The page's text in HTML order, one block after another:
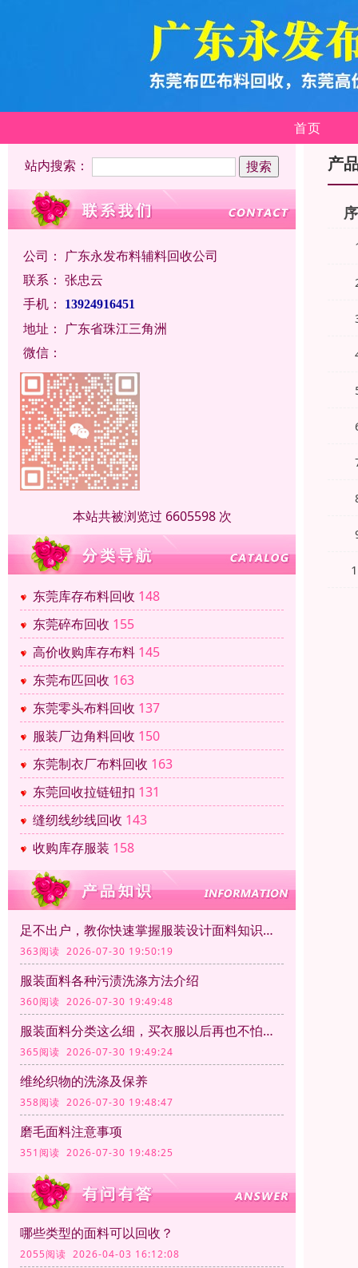
首页
站内搜索：
公司： 广东永发布料辅料回收公司
联系： 张忠云
手机：
13924916451
地址： 广东省珠江三角洲
微信：
本站共被浏览过 6605598 次
东莞库存布料回收 148
东莞碎布回收 155
高价收购库存布料 145
东莞布匹回收 163
东莞零头布料回收 137
服装厂边角料回收 150
东莞制衣厂布料回收 163
东莞回收拉链钮扣 131
缝纫线纱线回收 143
收购库存服装 158
足不出户，教你快速掌握服装设计面料知识大全
363阅读 2026-07-30 19:50:19
服装面料各种污渍洗涤方法介绍
360阅读 2026-07-30 19:49:48
服装面料分类这么细，买衣服以后再也不怕被坑了
365阅读 2026-07-30 19:49:24
维纶织物的洗涤及保养
358阅读 2026-07-30 19:48:47
磨毛面料注意事项
351阅读 2026-07-30 19:48:25
哪些类型的面料可以回收？
2055阅读 2026-04-03 16:12:08
产